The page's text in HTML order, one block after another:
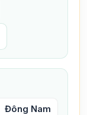
Đông Nam